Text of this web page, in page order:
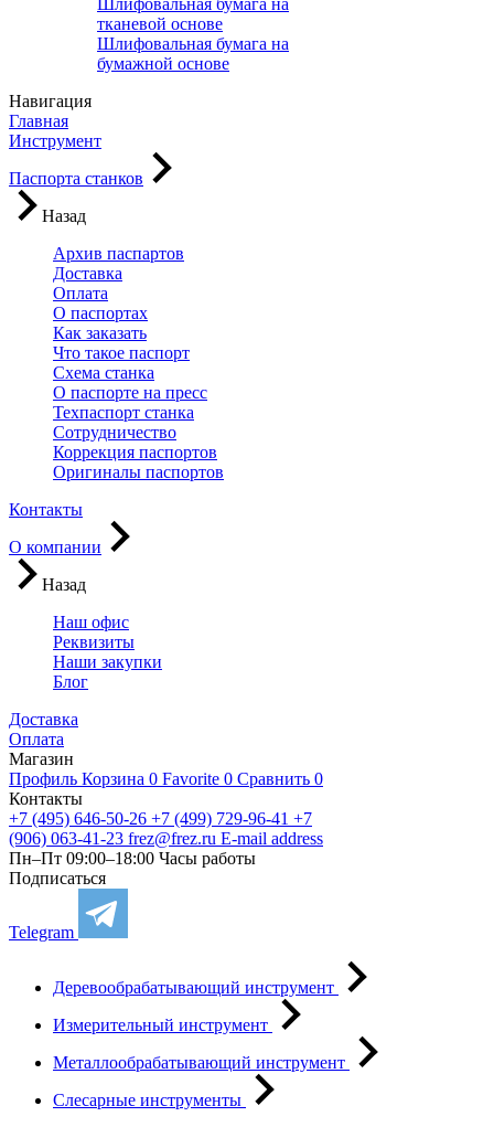
Шлифовальная бумага на
тканевой основе
Шлифовальная бумага на
бумажной основе
Навигация
Главная
Инструмент
Паспорта станков
Назад
Архив паспартов
Доставка
Оплата
О паспортах
Как заказать
Что такое паспорт
Схема станка
О паспорте на пресс
Техпаспорт станка
Сотрудничество
Коррекция паспортов
Оригиналы паспортов
Контакты
О компании
Назад
Наш офис
Реквизиты
Наши закупки
Блог
Доставка
Оплата
Магазин
Профиль Корзина 0 Favorite 0 Сравнить 0
Контакты
+7 (495) 646-50-26 +7 (499) 729-96-41 +7
(906) 063-41-23 frez@frez.ru E-mail address
Пн–Пт 09:00–18:00 Часы работы
Подписаться
Telegram
Деревообрабатывающий инструмент
Измерительный инструмент
Металлообрабатывающий инструмент
Слесарные инструменты